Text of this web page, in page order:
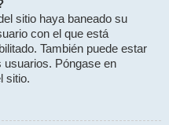
sitio haya baneado su
con el que está
También puede estar
usuarios. Póngase en
sitio.